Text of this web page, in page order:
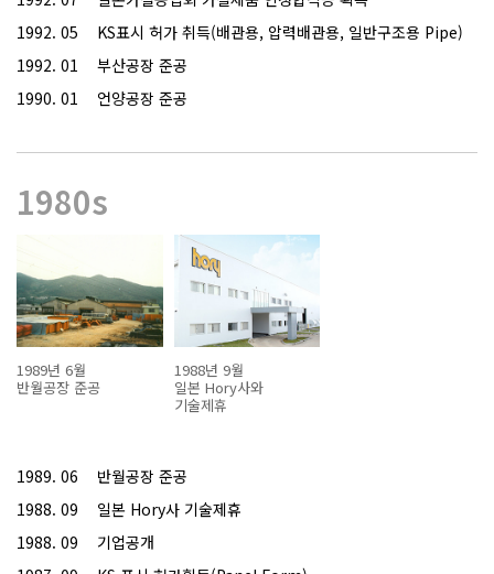
1992. 05
KS표시 허가 취득(배관용, 압력배관용, 일반구조용 Pipe)
1992. 01
부산공장 준공
1990. 01
언양공장 준공
1980s
1989년 6월
반월공장 준공
1988년 9월
일본 Hory사와
기술제휴
1989. 06
반월공장 준공
1988. 09
일본 Hory사 기술제휴
1988. 09
기업공개